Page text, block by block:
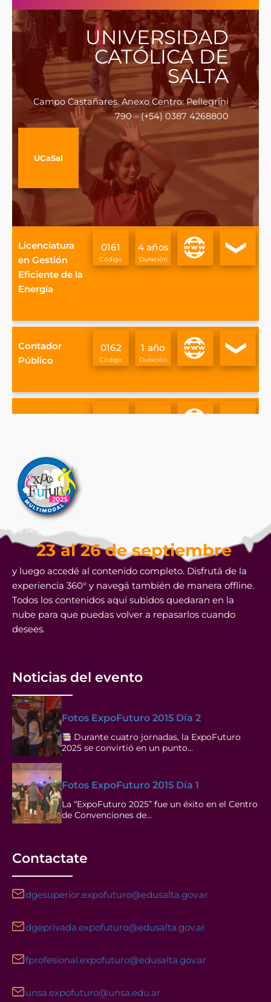
UCaSal
UNIVERSIDAD
CATÓLICA DE
SALTA
Campo Castañares. Anexo Centro: Pellegrini
790 – (+54) 0387 4268800
Licenciatura
en Gestión
Eficiente de la
Energía
4 años
Info
0161
descripci
ón
Contador
Público
1 año
Info
0162
descripci
ón
Licenciatura
Info
Ver
Licenciatura
en
Administració
n
Agropecuaria
Licenciatura
en
Administració
5 años
Info
0165
Ver
descripci
ón
Licenciatura
Administració
n de Negocios
Digitales
4 años
0166
Licenciatura
ión
5 años
Info
0167
Licenciatura
en Comercio
5 años
0168
Ya llega
23 al 26 de septiembre
y luego accedé al contenido completo. Disfrutá de la
experiencia 360° y navegá también de manera offline.
Todos los contenidos aquí subidos quedaran en la
nube para que puedas volver a repasarlos cuando
desees.
Noticias del evento
Fotos ExpoFuturo 2015 Día 2
Durante cuatro jornadas, la ExpoFuturo
2025 se convirtió en un punto…
Fotos ExpoFuturo 2015 Día 1
La “ExpoFuturo 2025” fue un éxito en el Centro
de Convenciones de…
Contactate
dgesuperior.expofuturo@edusalta.gov.ar
dgeprivada.expofuturo@edusalta.gov.ar
fprofesional.expofuturo@edusalta.gov.ar
unsa.expofuturo@unsa.edu.ar